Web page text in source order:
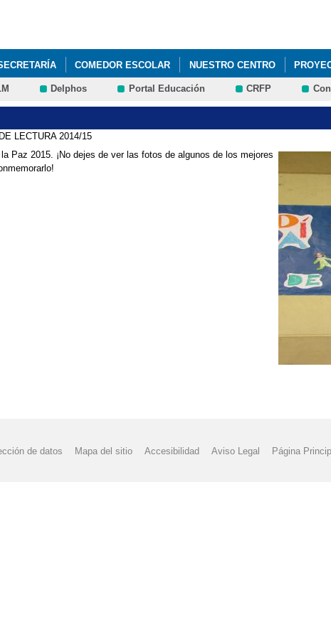
COMEDOR ESCOLAR NUESTRO CENTRO
Delphos Portal Educación CRFP
LECTURA 2014/15
Paz 2015. ¡No dejes de ver las fotos de algunos de los mejores
de datos Mapa del sitio Accesibilidad Aviso Legal Página